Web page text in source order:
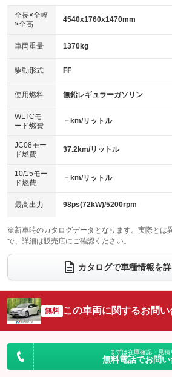
：装備なし
パワーウィンドウ
アイドリングストップ
：装備なし
USB入力端子
：装備なし
100V電源
：装備なし
センターデフロック
：装備なし
電動格納ミラー
：装備あり
：装備あり
革シート
キーレス
HID(キセノンライト)
：装備なし
バックカメラ
：装備あり
エアロ
：装備なし
：装備なし
パワーシート
ベンチシート
：装備なし
チップアップシート
：装備なし
：装備なし ：装
ウォークスルー
：装備なし
電動リアゲート フロ
：装
：装備なし ：装
サイドカメラ
：装備なし ルー
：装
：装備なし
：装
全長×全幅
×全高
4540x1760x1470mm
車両重量 1370kg
駆動形式 FF
使用燃料 無鉛レギュラーガソリン
WLTCモ
ード燃費
－km/リットル
JC08モー
ド燃費
37.2km/リットル
10/15モー
ド燃費
－km/リットル
最高出力 98ps(72kW)/5200rpm
※新車時のカタログデータとなります。実際とは
で、詳細は販売店にご確認ください。
カタログで車種情報を
無料 この車両に関するお問
まずは在庫確認・見積
無料電話でお問